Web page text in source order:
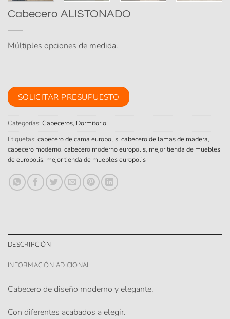
Cabecero ALISTONADO
Múltiples opciones de medida.
SOLICITAR PRESUPUESTO
Categorías: Cabeceros, Dormitorio
Etiquetas: cabecero de cama europolis, cabecero de lamas de madera,
cabecero moderno, cabecero moderno europolis, mejor tienda de muebles
de europolis, mejor tienda de muebles europolis
DESCRIPCIÓN
INFORMACIÓN ADICIONAL
Cabecero de diseño moderno y elegante.
Con diferentes acabados a elegir.